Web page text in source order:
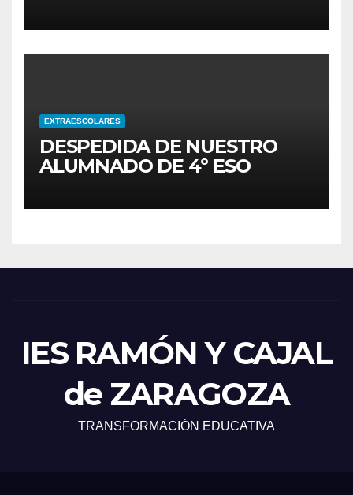
EXTRAESCOLARES
DESPEDIDA DE NUESTRO
ALUMNADO DE 4º ESO
IES RAMÓN Y CAJAL
de ZARAGOZA
TRANSFORMACIÓN EDUCATIVA